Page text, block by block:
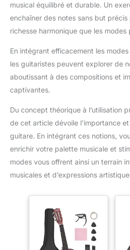
musical équilibré et durable. Un
enchaîner des notes sans but
richesse harmonique que les modes
En intégrant efficacement les
les guitaristes peuvent explorer de
aboutissant à des compositions et
captivantes.
Du concept théorique à l’utilisation
de cet article dévoile l’importance
guitare. En intégrant ces notions,
enrichir votre palette musicale et
modes vous offrent ainsi un terrain
musicales et d’expressions